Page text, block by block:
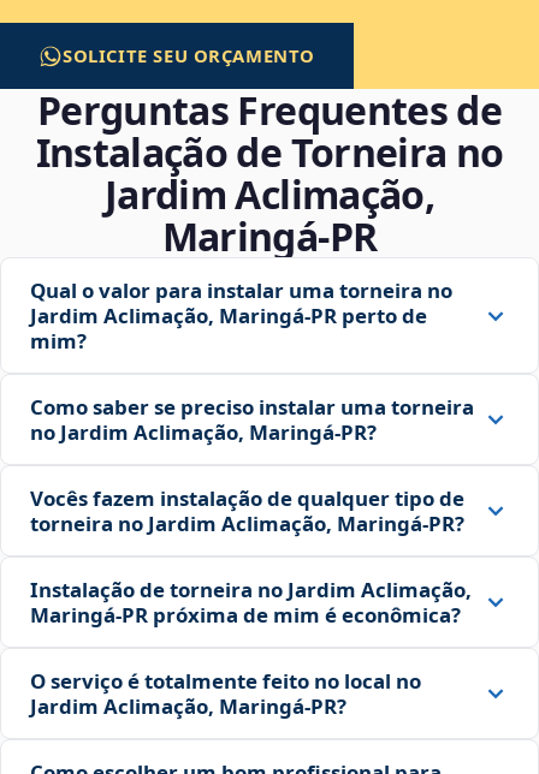
SOLICITE SEU ORÇAMENTO
Perguntas Frequentes de
Instalação de Torneira no
Jardim Aclimação,
Maringá‑PR
Qual o valor para instalar uma torneira no
Jardim Aclimação, Maringá‑PR perto de
mim?
Como saber se preciso instalar uma torneira
no Jardim Aclimação, Maringá‑PR?
Vocês fazem instalação de qualquer tipo de
torneira no Jardim Aclimação, Maringá‑PR?
Instalação de torneira no Jardim Aclimação,
Maringá‑PR próxima de mim é econômica?
O serviço é totalmente feito no local no
Jardim Aclimação, Maringá‑PR?